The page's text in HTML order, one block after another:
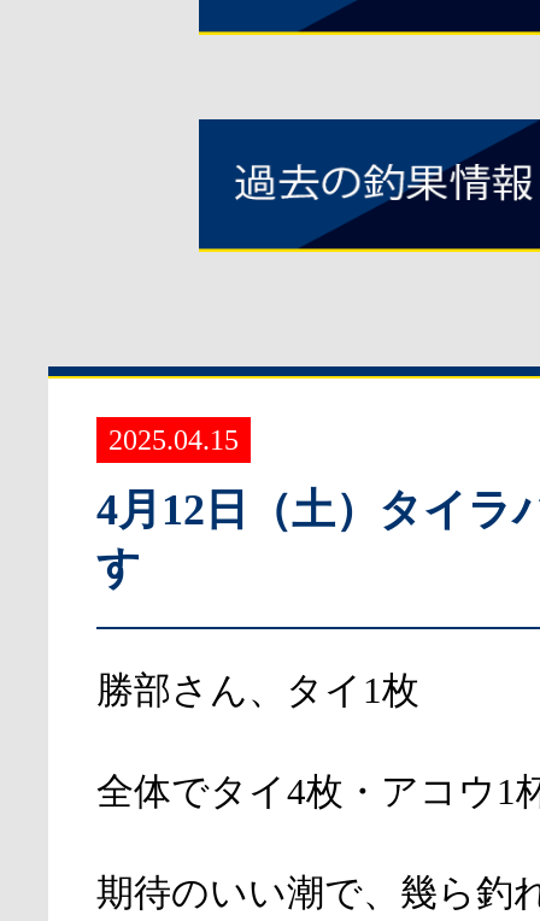
2025.04.15
4月12日（土）タイラ
す
勝部さん、タイ1枚
全体でタイ4枚・アコウ1
期待のいい潮で、幾ら釣